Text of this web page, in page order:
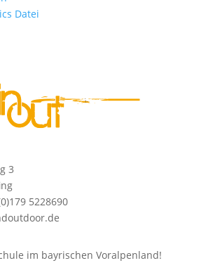
Datei
3
5228690
im bayrischen Voralpenland!